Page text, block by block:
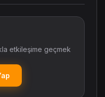
etkileşime geçmek